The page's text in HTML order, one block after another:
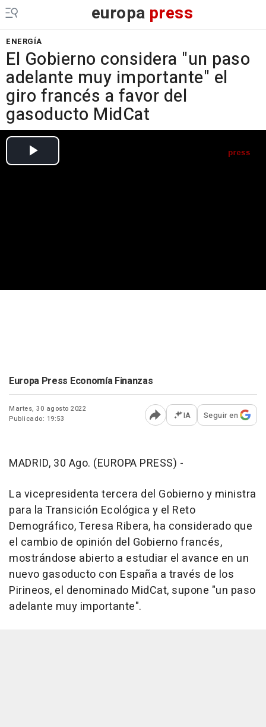
europa press
ENERGÍA
El Gobierno considera "un paso
adelante muy importante" el
giro francés a favor del
gasoducto MidCat
Europa Press Economía Finanzas
Martes, 30 agosto 2022
Publicado: 19:53
Abrir opciones para
IA Seguir en
MADRID, 30 Ago. (EUROPA PRESS) -
La vicepresidenta tercera del Gobierno y ministra
para la Transición Ecológica y el Reto
Demográfico, Teresa Ribera, ha considerado que
el cambio de opinión del Gobierno francés,
mostrándose abierto a estudiar el avance en un
nuevo gasoducto con España a través de los
Pirineos, el denominado MidCat, supone "un paso
adelante muy importante".